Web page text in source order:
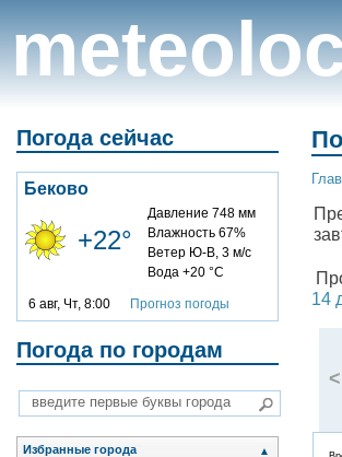
Погода сейчас
Беково
+22°
Давление 748 мм
Влажность 67%
Ветер Ю-В, 3 м/с
Вода +20 °C
6 авг, Чт, 8:00 Прогноз погоды
Погода по городам
Избранные города ▲
14
<